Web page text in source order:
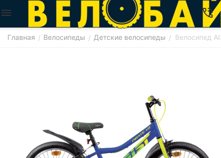
Главная / Велосипеды / Детские велосипеды / Велосипед